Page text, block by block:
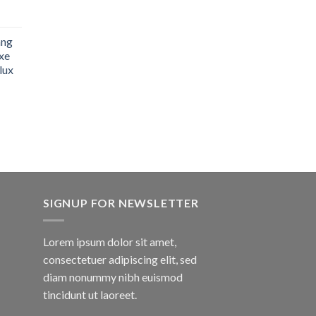
SIGNUP FOR NEWSLETTER
Lorem ipsum dolor sit amet,
consectetuer adipiscing elit, sed
diam nonummy nibh euismod
tincidunt ut laoreet.